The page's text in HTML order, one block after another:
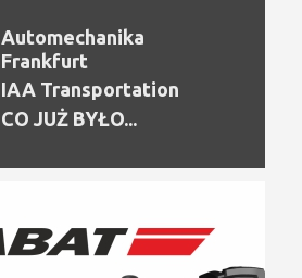
Automechanika
Frankfurt
IAA Transportation
CO JUŻ BYŁO...